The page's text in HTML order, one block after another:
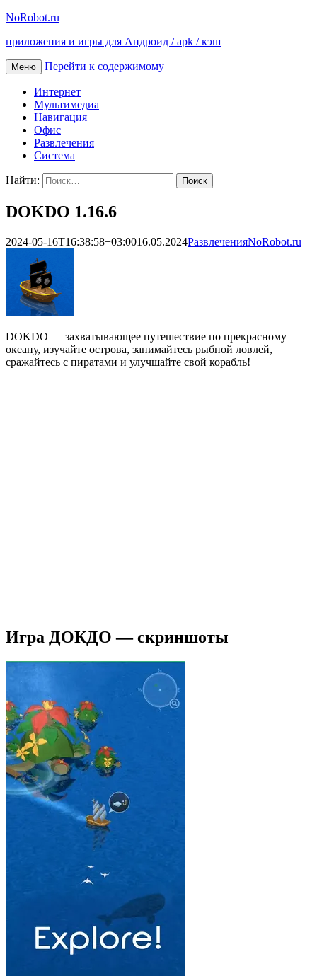
NoRobot.ru
приложения и игры для Андроид / apk / кэш
Меню Перейти к содержимому
Интернет
Мультимедиа
Навигация
Офис
Развлечения
Система
Найти:
DOKDO 1.16.6
2024-05-16T16:38:58+03:0016.05.2024РазвлеченияNoRobot.ru
DOKDO — захватывающее путешествие по прекрасному
океану, изучайте острова, занимайтесь рыбной ловлей,
сражайтесь с пиратами и улучшайте свой корабль!
Игра ДОКДО — скриншоты